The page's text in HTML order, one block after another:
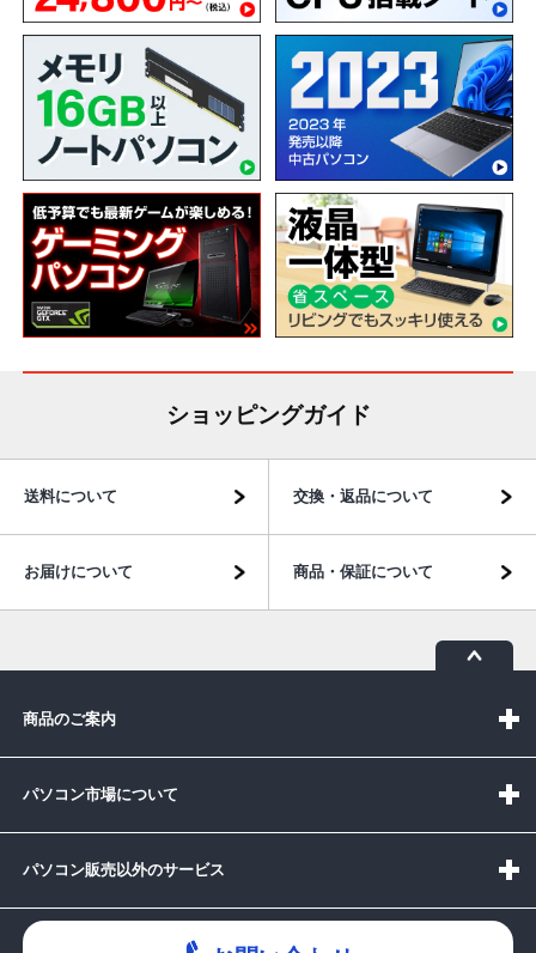
ショッピングガイド
送料について 交換・返品について
お届けについて 商品・保証について
商品のご案内
パソコン市場について
パソコン販売以外のサービス